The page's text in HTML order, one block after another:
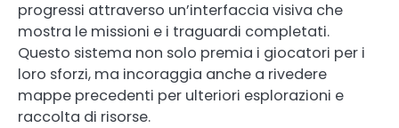
progressi attraverso un’interfaccia visiva che
mostra le missioni e i traguardi completati.
Questo sistema non solo premia i giocatori per i
loro sforzi, ma incoraggia anche a rivedere
mappe precedenti per ulteriori esplorazioni e
raccolta di risorse.